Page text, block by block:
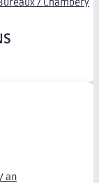
/ Chambéry
/ an